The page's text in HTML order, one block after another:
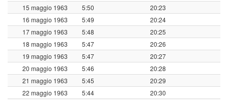
15 maggio 1963
5:50
20:23
16 maggio 1963
5:49
20:24
17 maggio 1963
5:48
20:25
18 maggio 1963
5:47
20:26
19 maggio 1963
5:47
20:27
20 maggio 1963
5:46
20:28
21 maggio 1963
5:45
20:29
22 maggio 1963
5:44
20:30